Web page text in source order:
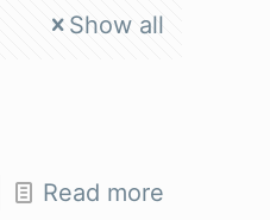
Show all
Read more